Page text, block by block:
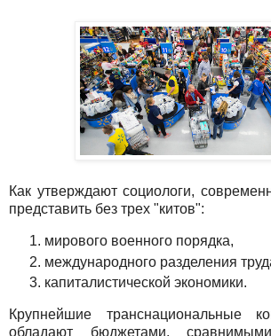
Как утверждают социологи,
представить без трех "китов":
мирового военного порядка,
международного разделения
капиталистической экономики.
Крупнейшие транснациональные
обладают бюджетами,